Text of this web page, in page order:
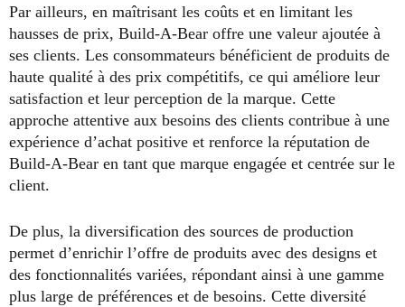
Par ailleurs, en maîtrisant les coûts et en limitant les
hausses de prix, Build-A-Bear offre une valeur ajoutée à
ses clients. Les consommateurs bénéficient de produits de
haute qualité à des prix compétitifs, ce qui améliore leur
satisfaction et leur perception de la marque. Cette
approche attentive aux besoins des clients contribue à une
expérience d’achat positive et renforce la réputation de
Build-A-Bear en tant que marque engagée et centrée sur le
client.
De plus, la diversification des sources de production
permet d’enrichir l’offre de produits avec des designs et
des fonctionnalités variées, répondant ainsi à une gamme
plus large de préférences et de besoins. Cette diversité